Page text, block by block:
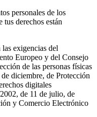
personales de los
tus derechos están
exigencias del
Europeo y del Consejo
de las personas físicas
diciembre, de Protección
digitales
de 11 de julio, de
y Comercio Electrónico